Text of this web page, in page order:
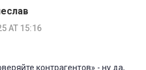
AT 15:16
контрагентов» - ну да,